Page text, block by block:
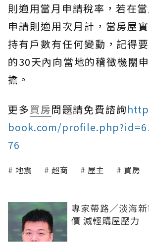
則適用當月申請稅率，若在
申請則適用次月計，當房屋
持有戶數有任何變動，記得
的30天內向當地的稽徵機關
擔。
更多買房問題請免費諮詢
book.com/
76
地震 超商 屋主 買房
專家帶路／淡海
價 減輕購屋壓力